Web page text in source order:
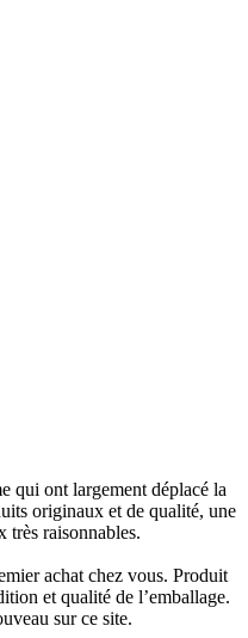
qui ont largement déplacé la
originaux et de qualité, une
très raisonnables.
achat chez vous. Produit
et qualité de l’emballage.
sur ce site.